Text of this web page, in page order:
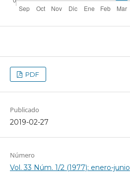
PDF
Publicado
2019-02-27
Número
Vol. 33 Núm. 1/2 (1977): enero-junio